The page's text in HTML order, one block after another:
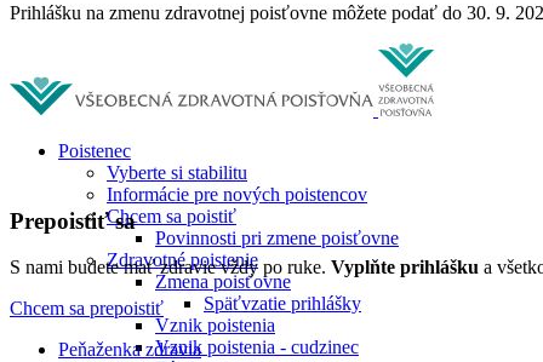
Prihlášku na zmenu zdravotnej poisťovne môžete podať do 30. 9.
Poistenec
Vyberte si stabilitu
Informácie pre nových poistencov
Chcem sa poistiť
Povinnosti pri zmene poisťovne
Zdravotné poistenie
Zmena poisťovne
Späťvzatie prihlášky
Vznik poistenia
Vznik poistenia - cudzinec
Prepoistiť sa
S nami budete mať zdravie vždy po ruke. Vyplňte prihlášku a
Chcem sa prepoistiť
Peňaženka zdravia